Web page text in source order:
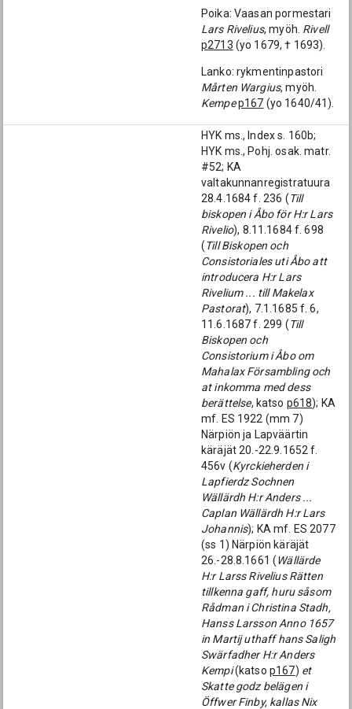
Poika: Vaasan pormestari
Lars Rivelius, myöh. Rivell
p2713 (yo 1679, † 1693).
Lanko: rykmentinpastori
Mårten Wargius, myöh.
Kempe p167 (yo 1640/41).
HYK ms., Index s. 160b;
HYK ms., Pohj. osak. matr.
#52; KA
valtakunnanregistratuura
28.4.1684 f. 236 (Till
biskopen i Åbo för H:r Lars
Rivelio), 8.11.1684 f. 698
(Till Biskopen och
Consistoriales uti Åbo att
introducera H:r Lars
Rivelium ... till Makelax
Pastorat), 7.1.1685 f. 6,
11.6.1687 f. 299 (Till
Biskopen och
Consistorium i Åbo om
Mahalax Försambling och
at inkomma med dess
berättelse, katso p618); KA
mf. ES 1922 (mm 7)
Närpiön ja Lapväärtin
käräjät 20.-22.9.1652 f.
456v (Kyrckieherden i
Lapfierdz Sochnen
Wällärdh H:r Anders ...
Caplan Wällärdh H:r Lars
Johannis); KA mf. ES 2077
(ss 1) Närpiön käräjät
26.-28.8.1661 (Wällärde
H:r Larss Rivelius Rätten
tillkenna gaff, huru såsom
Rådman i Christina Stadh,
Hanss Larsson Anno 1657
in Martij uthaff hans Saligh
Swärfadher H:r Anders
Kempi(katso p167) et
Skatte godz belägen i
Öffwer Finby, kallas Nix